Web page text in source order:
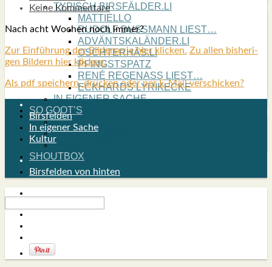
TYPISCH BIRSFÄLDER.LI
MATTIELLO
RUDOLF BUSS­MANN LIEST…
ADVÄNTSKALÄNDER.LI
OSCHTERHÄS.LI
PFINGST­SPATZ
RENÉ REGEN­ASS LIEST…
ECK­HARDS LYRIK­ECKE
IN EIGE­NER SACHE
SO GOOT’S
SPIEL­RE­GELN
DO-IT-YOUR­S­ELF
BIRSFÄLDER.LI-ABO
SHOUT­BOX
Keine Kommentare
Nach acht Wochen noch immer?
Zur Ein­füh­rung der Bil­der­se­rie hier kli­cken. Zu allen bis­he­ri­
gen Bil­dern hier kli­cken.
Als pdf speichern, drucken oder per E-Mail verschicken?
Birsfelden
In eigener Sache
Kultur
Birsfelden von hinten